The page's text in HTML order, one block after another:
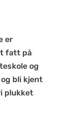
er
fatt på
og
bli kjent
plukket